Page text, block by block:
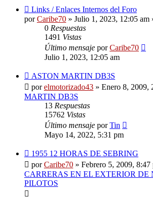
Nuevo
mensaje
Links / Enlaces Internos del Foro
porCaribe70 » Julio 1, 2023, 12:05 am
0 Respuestas
1491 Vistas
Último mensaje porCaribe70
Julio 1, 2023, 12:05 am
Nuevo
mensaje
ASTON MARTIN DB3S
porelmotorizado43 » Enero 8, 2009,
MARTIN DB3S
13 Respuestas
15762 Vistas
Último mensaje porTin
Mayo 14, 2022, 5:31 pm
Nuevo
mensaje
1955 12 HORAS DE SEBRING
porCaribe70 » Febrero 5, 2009, 8:47
CARRERAS EN EL EXTERIOR DE
PILOTOS